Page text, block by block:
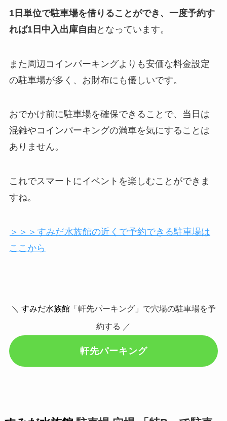
1日単位で駐車場を借りることができ、一度予約す
れば1日中入出庫自由 となっています。
また周辺コインパーキングよりも安価な料金設定
の駐車場が多く、お財布にも優しいです。
おでかけ前に駐車場を確保できることで、当日は
混雑やコインパーキングの満車を気にすることは
ありません。
これでスマートにイベントを楽しむことができま
すね。
＞＞＞すみだ水族館の近くで予約できる駐車場は
ここから
＼ すみだ水族館 「軒先パーキング」で穴場の駐車場を予
約する ／
軒先パーキング